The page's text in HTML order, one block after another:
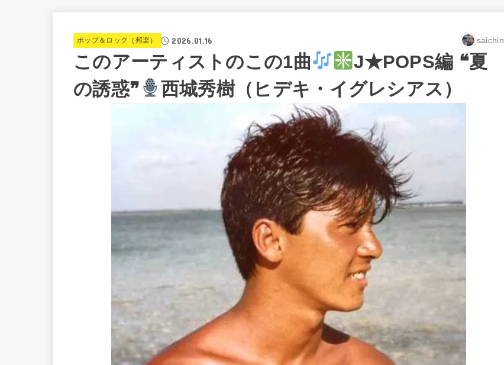
ポップ＆ロック（邦楽） 2026.01.16 saichin
このアーティストのこの1曲
J★POPS編 ❝夏
の誘惑❞
西城秀樹（ヒデキ・イグレシアス）